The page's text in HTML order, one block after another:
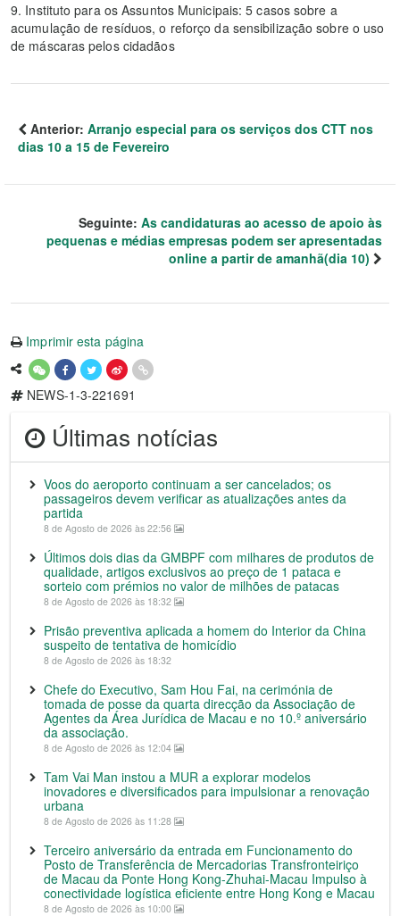
9. Instituto para os Assuntos Municipais: 5 casos sobre a
acumulação de resíduos, o reforço da sensibilização sobre o uso
de máscaras pelos cidadãos
Anterior: Arranjo especial para os serviços dos CTT nos
dias 10 a 15 de Fevereiro
Seguinte: As candidaturas ao acesso de apoio às
pequenas e médias empresas podem ser apresentadas
online a partir de amanhã(dia 10)
Imprimir esta página
NEWS-1-3-221691
Últimas notícias
Voos do aeroporto continuam a ser cancelados; os
passageiros devem verificar as atualizações antes da
partida
8 de Agosto de 2026 às 22:56
Últimos dois dias da GMBPF com milhares de produtos de
qualidade, artigos exclusivos ao preço de 1 pataca e
sorteio com prémios no valor de milhões de patacas
8 de Agosto de 2026 às 18:32
Prisão preventiva aplicada a homem do Interior da China
suspeito de tentativa de homicídio
8 de Agosto de 2026 às 18:32
Chefe do Executivo, Sam Hou Fai, na cerimónia de
tomada de posse da quarta direcção da Associação de
Agentes da Área Jurídica de Macau e no 10.º aniversário
da associação.
8 de Agosto de 2026 às 12:04
Tam Vai Man instou a MUR a explorar modelos
inovadores e diversificados para impulsionar a renovação
urbana
8 de Agosto de 2026 às 11:28
Terceiro aniversário da entrada em Funcionamento do
Posto de Transferência de Mercadorias Transfronteiriço
de Macau da Ponte Hong Kong-Zhuhai-Macau Impulso à
conectividade logística eficiente entre Hong Kong e Macau
8 de Agosto de 2026 às 10:00